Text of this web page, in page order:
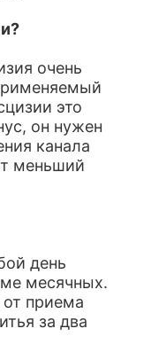
очень
это
он нужен
канала
меньший
день
месячных.
приема
за два